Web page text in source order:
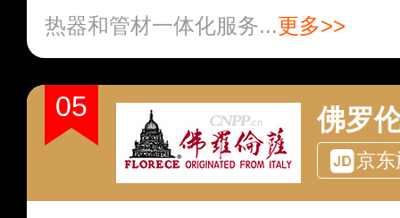
热器和管材一体化服务...更多>>
05 佛罗
京